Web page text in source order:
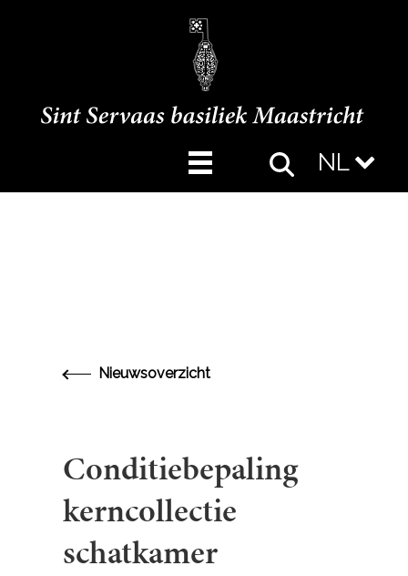
NL
Nieuwsoverzicht
Conditiebepaling
kerncollectie
schatkamer